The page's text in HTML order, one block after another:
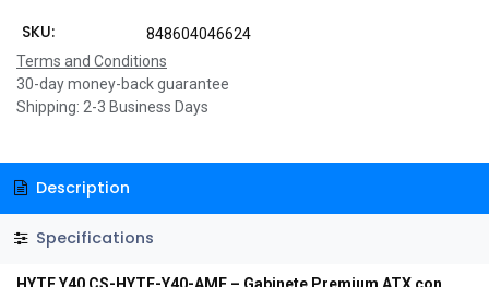
SKU:
848604046624
Terms and Conditions
30-day money-back guarantee
Shipping: 2-3 Business Days
Description
Specifications